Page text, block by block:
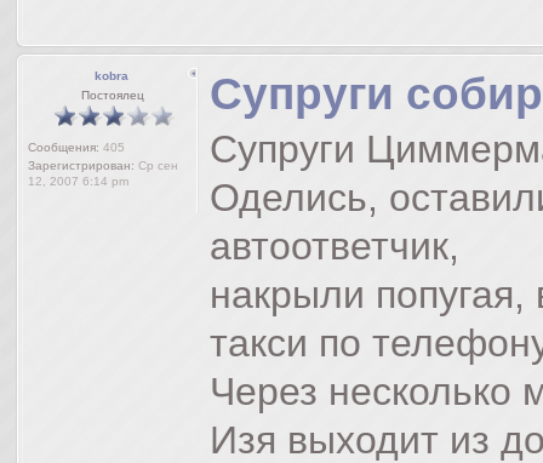
kobra
Постоялец
Сообщения: 405
Зарегистрирован: Ср сен
12, 2007 6:14 pm
Супруги
Супруги
Оделись,
автоответчик,
накрыли
такси по
Через несколько
Изя выходит из